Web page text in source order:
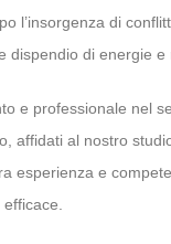
l’insorgenza di
dispendio di energie e
e professionale nel
affidati al nostro
esperienza e